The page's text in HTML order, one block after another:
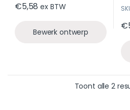
€5,58 ex BTW
Bewerk ontwerp
€
Toont alle 2